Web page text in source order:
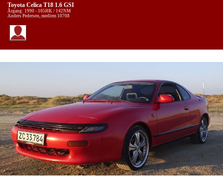
Toyota Celica T18 1.6 GSI
Årgang: 1990 - 105HK / 142NM
Anders Pedersen, medlem 10708